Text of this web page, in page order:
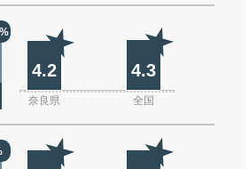
4.2 4.3
奈良県 全国